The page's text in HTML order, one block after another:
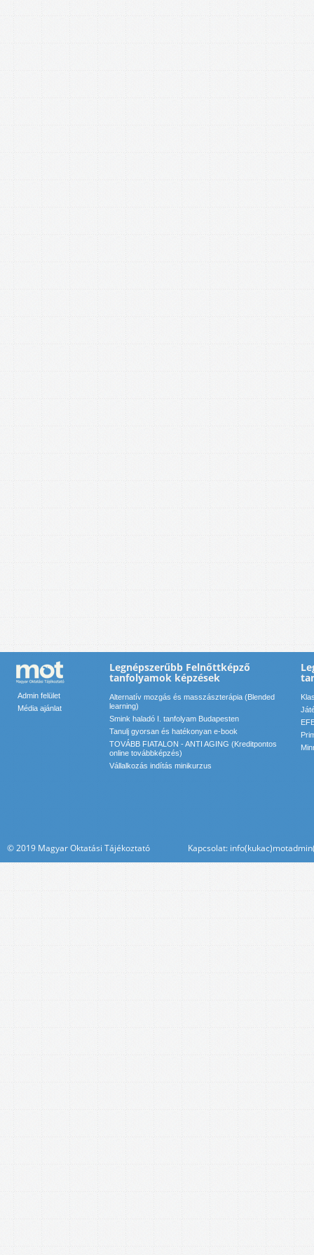
Admin felület
Média ajánlat
Legnépszerűbb Felnőttképző
tanfolyamok képzések
Alternatív mozgás és masszászterápia (Blended
learning)
Smink haladó I. tanfolyam Budapesten
Tanulj gyorsan és hatékonyan e-book
TOVÁBB FIATALON - ANTI AGING (Kreditpontos
online továbbképzés)
Vállalkozás indítás minikurzus
© 2019 Magyar Oktatási Tájékoztató Kapcsolat: